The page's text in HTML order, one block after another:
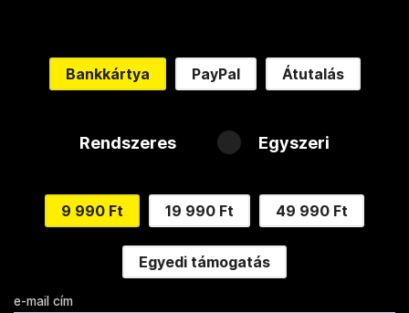
Bankkártya PayPal Átutalás
Rendszeres Egyszeri
9 990 Ft 19 990 Ft 49 990 Ft
Egyedi támogatás
e-mail cím